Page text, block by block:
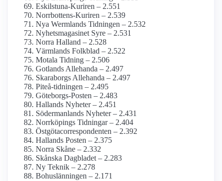
Eskilstuna-Kuriren – 2.551
Norrbottens-Kuriren – 2.539
Nya Wermlands Tidningen – 2.532
Nyhetsmagasinet Syre – 2.531
Norra Halland – 2.528
Värmlands Folkblad – 2.522
Motala Tidning – 2.506
Gotlands Allehanda – 2.497
Skaraborgs Allehanda – 2.497
Piteå-tidningen – 2.495
Göteborgs-Posten – 2.483
Hallands Nyheter – 2.451
Söderman­lands Nyheter – 2.431
Norrköpings Tidningar – 2.404
Östgöta­correspondenten – 2.392
Hallands Posten – 2.375
Norra Skåne – 2.332
Skånska Dagbladet – 2.283
Ny Teknik – 2.278
Bohuslänningen – 2.171